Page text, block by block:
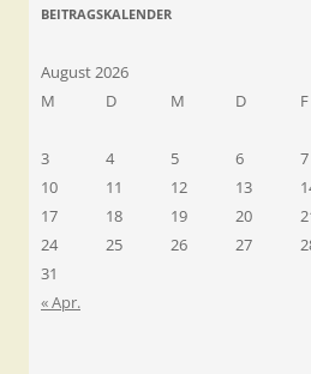
BEITRAGSKALENDER
August 2026
M
D M D F
3
4 5 6 7
10
11 12 13
17
18 19 20
24
25 26 27
31
« Apr.